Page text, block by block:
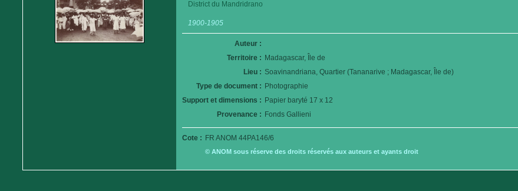
District du Mandridrano
1900-1905
Auteur :
Territoire : Madagascar, Île de
Lieu : Soavinandriana, Quartier (Tananarive ; Madagascar, Île de)
Type de document : Photographie
Support et dimensions : Papier baryté 17 x 12
Provenance : Fonds Gallieni
Cote : FR ANOM 44PA146/6
© ANOM sous réserve des droits réservés aux auteurs et ayants droit